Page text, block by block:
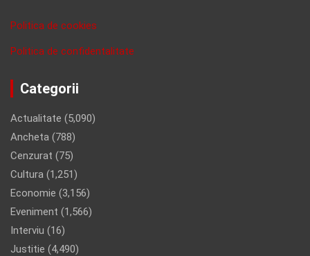
Politica de cookies
Politica de confidentalitate
Categorii
Actualitate (5,090)
Ancheta (788)
Cenzurat (75)
Cultura (1,251)
Economie (3,156)
Eveniment (1,566)
Interviu (16)
Justitie (4,490)